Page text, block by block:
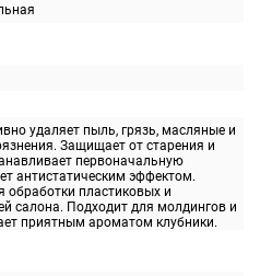
удаляет пыль, грязь, масляные и
Защищает от старения и
первоначальную
антистатическим эффектом.
обработки пластиковых и
салона. Подходит для молдингов и
приятным ароматом клубники.